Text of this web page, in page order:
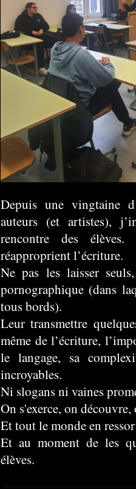
Depuis une vingtaine
auteurs (et artistes),
rencontre des
réapproprient l’écriture.
Ne pas les laisser
pornographique (dans
tous bords).
Leur transmettre
même de l’écriture,
le langage, sa
incroyables.
Ni slogans ni vaines
On s'exerce, on
Et tout le monde en
Et au moment de les
élèves.